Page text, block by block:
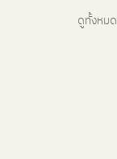
ดูทั้งหมด